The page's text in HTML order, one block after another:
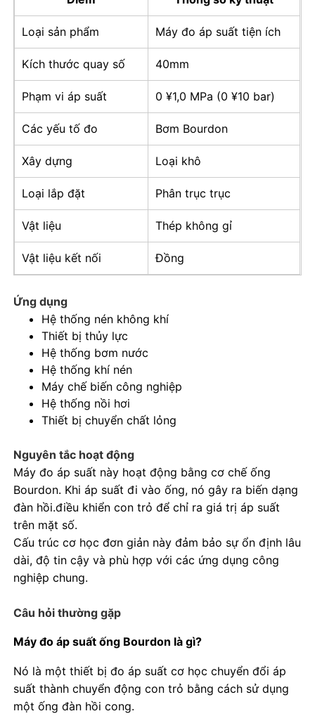
Máy đo áp suất đầy chất lỏng
Máy đo áp suất tiếp xúc điện
Bộ kiểm tra áp suất
đồng hồ đo áp suất khô
Đồng hồ đo áp suất kỹ thuật số
Đồng hồ đo áp suất tiện ích
Đồng hồ đo áp suất phát sáng trong bóng tối
Các loại máy đo áp suất
Loại sản phẩm Máy đo áp suất tiện ích
Kích thước quay số 40mm
Phạm vi áp suất 0 ¥1,0 MPa (0 ¥10 bar)
Các yếu tố đo Bơm Bourdon
Xây dựng Loại khô
Loại lắp đặt Phân trục trục
Vật liệu Thép không gỉ
Vật liệu kết nối Đồng
Ứng dụng
Hệ thống nén không khí
Thiết bị thủy lực
Hệ thống bơm nước
Hệ thống khí nén
Máy chế biến công nghiệp
Hệ thống nồi hơi
Thiết bị chuyển chất lỏng
Nguyên tắc hoạt động
Máy đo áp suất này hoạt động bằng cơ chế ống
Bourdon. Khi áp suất đi vào ống, nó gây ra biến dạng
đàn hồi.điều khiển con trỏ để chỉ ra giá trị áp suất
trên mặt số.
Cấu trúc cơ học đơn giản này đảm bảo sự ổn định lâu
dài, độ tin cậy và phù hợp với các ứng dụng công
nghiệp chung.
Câu hỏi thường gặp
Máy đo áp suất ống Bourdon là gì?
Nó là một thiết bị đo áp suất cơ học chuyển đổi áp
suất thành chuyển động con trỏ bằng cách sử dụng
một ống đàn hồi cong.